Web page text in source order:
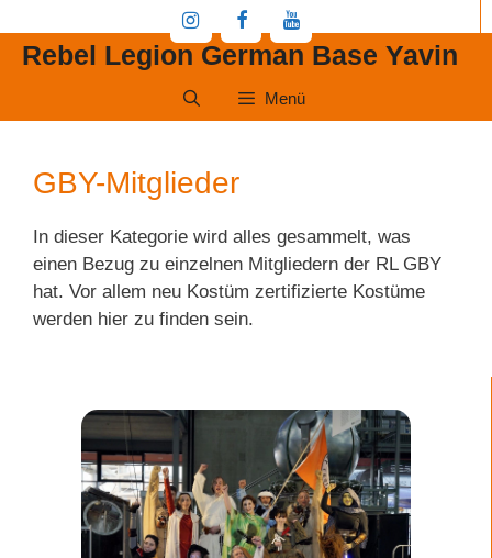
Inhalt
springen
Rebel Legion German Base Yavin
Menü
GBY-Mitglieder
In dieser Kategorie wird alles gesammelt, was
einen Bezug zu einzelnen Mitgliedern der RL GBY
hat. Vor allem neu Kostüm zertifizierte Kostüme
werden hier zu finden sein.